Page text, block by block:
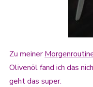
Zu meiner
Olivenöl fand ich das
geht das super.